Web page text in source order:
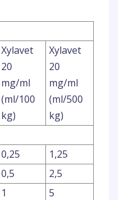
Xylavet
20
mg/ml
(ml/100
kg)
Xylavet
20
mg/ml
(ml/500
kg)
0,25
1,25
0,5
2,5
1
5